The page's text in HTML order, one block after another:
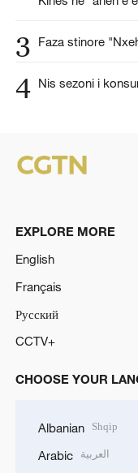
3 Faza stinore
4 Nis sezoni i
EXPLORE MORE
English
Français
Русский
CCTV+
CHOOSE YOUR
Albanian Shqip
Arabic العربية